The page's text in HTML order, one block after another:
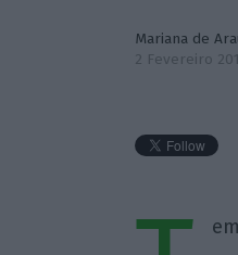
Mariana de
2 Fevereiro